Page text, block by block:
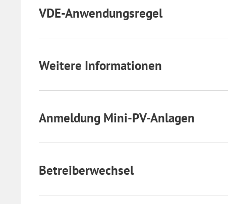
VDE-Anwendungsregel
Weitere Informationen
Anmeldung Mini-PV-Anlagen
Betreiberwechsel